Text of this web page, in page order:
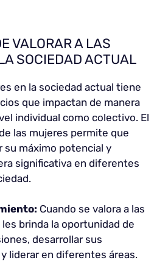
VALORAR A LAS
SOCIEDAD ACTUAL
en la sociedad actual tiene
que impactan de manera
individual como colectivo. El
las mujeres permite que
su máximo potencial y
significativa en diferentes
Cuando se valora a las
brinda la oportunidad de
desarrollar sus
liderar en diferentes áreas.